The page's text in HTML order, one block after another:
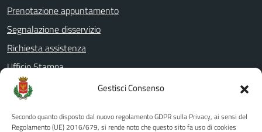
Gestisci Consenso
Secondo quanto disposto dal nuovo regolamento GDPR sulla Privacy, ai sensi del
Regolamento (UE) 2016/679, si rende noto che questo sito fa uso di cookies
Prenotazione appuntamento
Segnalazione disservizio
Richiesta assistenza
Ufficio Stampa
Amministrazione Trasparente
Albo pretorio
Informativa privacy